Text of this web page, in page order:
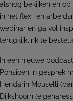
alsnog bekijken en
in het flex- en
webinar en ga vol
terugkijklink te
In een nieuwe
Ponsioen in gesprek
Hendarin Mouselli
Dijkshoorn